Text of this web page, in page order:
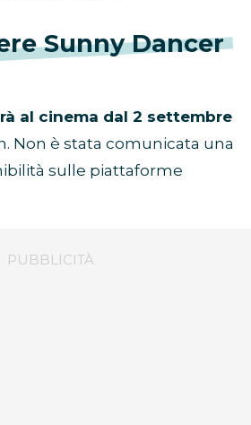
Sunny Dancer
al cinema dal 2 settembre
Non è stata comunicata una
sulle piattaforme